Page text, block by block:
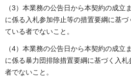
（3）本業務の公告日から本契約の成立
に係る入札参加停止等の措置要綱に基
ている者でないこと。
（4）本業務の公告日から本契約の成立
に係る暴力団排除措置要綱に基づく入
者でないこと。